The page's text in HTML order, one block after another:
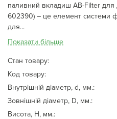
паливний вкладиш AB-Filter для
602390) – це елемент системи
для...
Показати більше
Стан товару:
Код товару:
Внутрішній діаметр, d, мм.:
Зовнішній діаметр, D, мм.:
Висота, Н, мм.: